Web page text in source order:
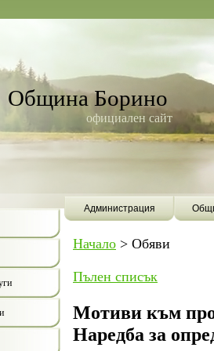
Община Борино
официален сайт
Администрация
Начало > Обяви
Пълен списък
Мотиви към
Наредба за